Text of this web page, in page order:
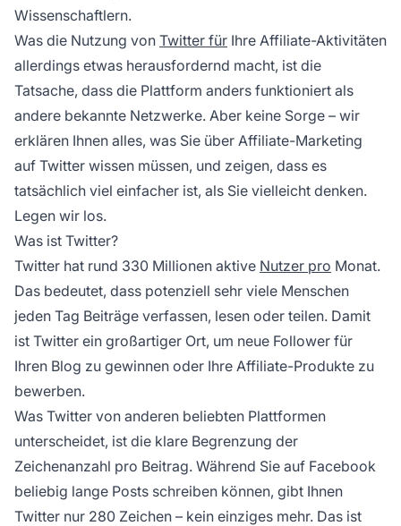
Wissenschaftlern.
Was die Nutzung von Twitter für Ihre Affiliate-Aktivitäten
allerdings etwas herausfordernd macht, ist die
Tatsache, dass die Plattform anders funktioniert als
andere bekannte Netzwerke. Aber keine Sorge – wir
erklären Ihnen alles, was Sie über Affiliate-Marketing
auf Twitter wissen müssen, und zeigen, dass es
tatsächlich viel einfacher ist, als Sie vielleicht denken.
Legen wir los.
Was ist Twitter?
Twitter hat rund 330 Millionen aktive Nutzer pro Monat.
Das bedeutet, dass potenziell sehr viele Menschen
jeden Tag Beiträge verfassen, lesen oder teilen. Damit
ist Twitter ein großartiger Ort, um neue Follower für
Ihren Blog zu gewinnen oder Ihre Affiliate-Produkte zu
bewerben.
Was Twitter von anderen beliebten Plattformen
unterscheidet, ist die klare Begrenzung der
Zeichenanzahl pro Beitrag. Während Sie auf Facebook
beliebig lange Posts schreiben können, gibt Ihnen
Twitter nur 280 Zeichen – kein einziges mehr. Das ist